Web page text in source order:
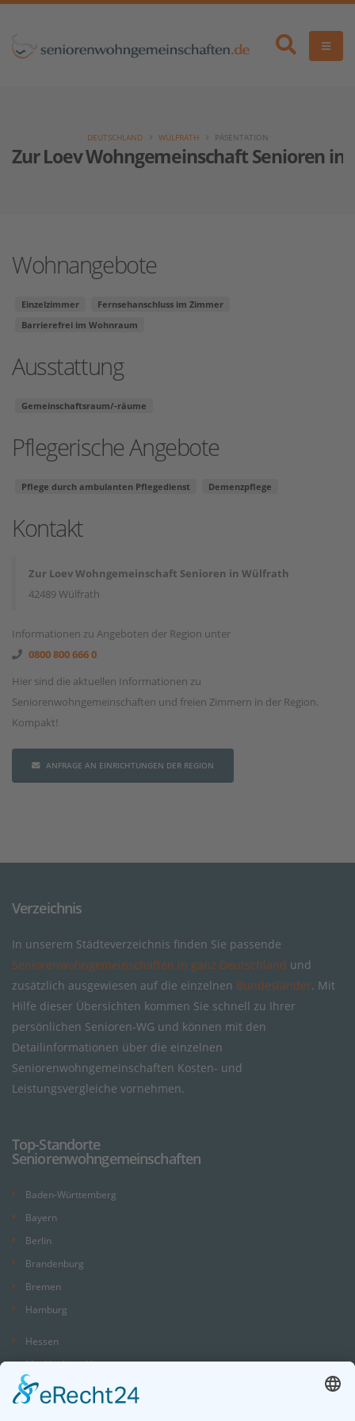
Zur Loev Wohngemeinschaft Senioren in
DEUTSCHLAND WÜLFRATH PÄSENTATION
Wohnangebote
Einzelzimmer
Fernsehanschluss im Zimmer
Barrierefrei im Wohnraum
Ausstattung
Gemeinschaftsraum/-räume
Pflegerische Angebote
Pflege durch ambulanten Pflegedienst Demenzpflege
Kontakt
Zur Loev Wohngemeinschaft Senioren in Wülfrath
42489 Wülfrath
Informationen zu Angeboten der Region unter
0800 800 666 0
Hier sind die aktuellen Informationen zu
Seniorenwohngemeinschaften und freien Zimmern in der Region.
Kompakt!
ANFRAGE AN EINRICHTUNGEN DER REGION
Verzeichnis
In unserem Städteverzeichnis finden Sie passende
Seniorenwohngemeinschaften in ganz Deutschland und
zusätzlich ausgewiesen auf die einzelnen Bundesländer. Mit
Hilfe dieser Übersichten kommen Sie schnell zu Ihrer
persönlichen Senioren-WG und können mit den
Detailinformationen über die einzelnen
Seniorenwohngemeinschaften Kosten- und
Leistungsvergleiche vornehmen.
Top-Standorte
Seniorenwohngemeinschaften
Baden-Württemberg
Bayern
Berlin
Brandenburg
Bremen
Hamburg
Hessen
Mecklenburg-Vorpommern
Niedersachsen